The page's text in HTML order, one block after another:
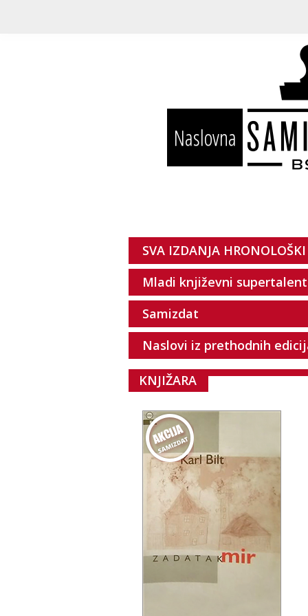
Naslovna
SVA IZDANJA HRONOLOŠKI
Mladi književni
Samizdat
Naslovi iz prethodnih
KNJIŽARA